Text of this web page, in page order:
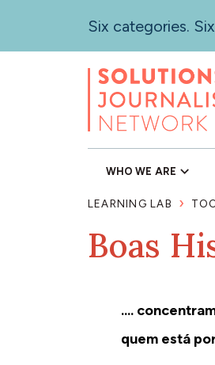
Six categories.
WHO WE ARE
LEARNING LAB
Boas
....
quem está